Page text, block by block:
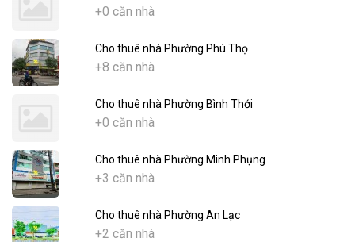
+0 căn nhà
Cho thuê nhà Phường Phú Thọ
+8 căn nhà
Cho thuê nhà Phường Bình Thới
+0 căn nhà
Cho thuê nhà Phường Minh Phụng
+3 căn nhà
Cho thuê nhà Phường An Lạc
+2 căn nhà